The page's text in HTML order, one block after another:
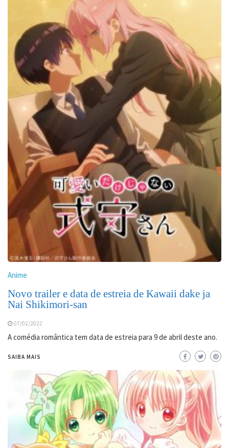
Anime
Novo trailer e data de estreia de Kawaii dake ja
Nai Shikimori-san
07/02/2022
A comédia romântica tem data de estreia para 9 de abril deste ano.
SAIBA MAIS